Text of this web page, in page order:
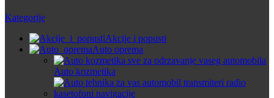
Kategorije
Akcije i popusti
Auto oprema
Auto kozmetika